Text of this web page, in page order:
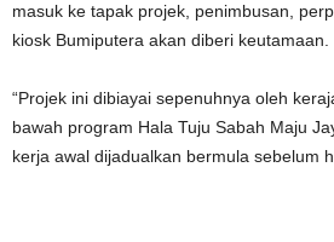
masuk ke tapak projek, penimbusan,
kiosk Bumiputera akan diberi keutamaan.
“Projek ini dibiayai sepenuhnya oleh
bawah program Hala Tuju Sabah Maju
kerja awal dijadualkan bermula sebelum